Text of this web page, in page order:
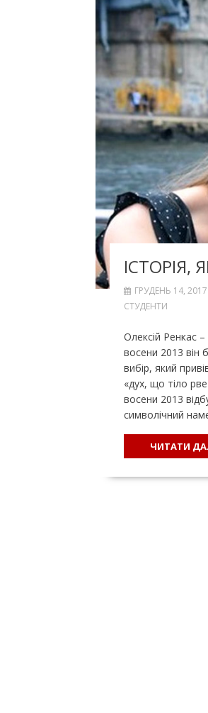
ІСТОРІЯ,
ГРУДЕНЬ 14, 2017
СТУДЕНТИ
Олексій Ренкас
восени 2013 він
вибір, який
«дух, що тіло
восени 2013
символічний
ЧИТАТИ